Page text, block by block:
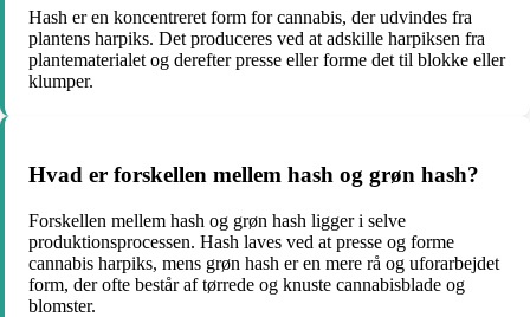
Hash er en koncentreret form for cannabis, der udvindes fra
plantens harpiks. Det produceres ved at adskille harpiksen fra
plantematerialet og derefter presse eller forme det til blokke eller
klumper.
Hvad er forskellen mellem hash og grøn hash?
Forskellen mellem hash og grøn hash ligger i selve
produktionsprocessen. Hash laves ved at presse og forme
cannabis harpiks, mens grøn hash er en mere rå og uforarbejdet
form, der ofte består af tørrede og knuste cannabisblade og
blomster.